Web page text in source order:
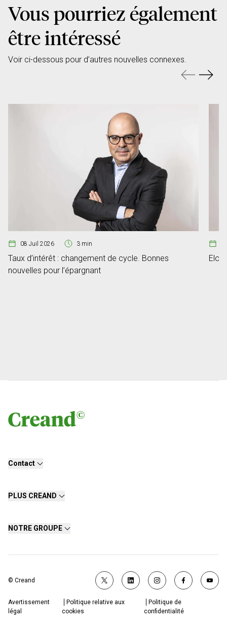
Vous pourriez également
être intéressé
Voir ci-dessous pour d’autres nouvelles connexes.
08 Juil 2026 3 min
Taux d’intérêt : changement de cycle. Bonnes
nouvelles pour l’épargnant
Elon
Contact
PLUS CREAND
NOTRE GROUPE
© Creand
Avertissement
légal
Politique relative aux
cookies
Politique de
confidentialité